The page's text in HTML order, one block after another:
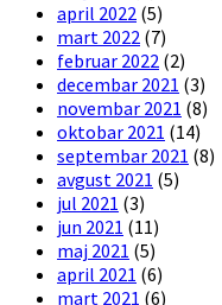
april 2022 (5)
mart 2022 (7)
februar 2022 (2)
decembar 2021 (3)
novembar 2021 (8)
oktobar 2021 (14)
septembar 2021 (8)
avgust 2021 (5)
jul 2021 (3)
jun 2021 (11)
maj 2021 (5)
april 2021 (6)
mart 2021 (6)